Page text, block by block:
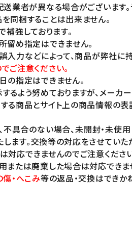
送業者が異なる場合がございます
同梱することは出来ません。
補強しております。
留め指定はできません。
入力などによって、商品が弊社
ご注意ください。
の指定はできません。
るよう努めておりますが、メーカ
る商品とサイト上の商品情報の表
不具合のない場合、未開封・未
ます。交換等の対応をさせていた
は対応できませんのでご注意くださ
または廃棄した場合は対応できま
傷・へこみ等の返品・交換はできか